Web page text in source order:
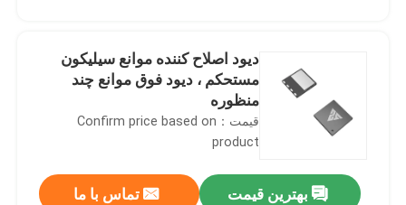
دیود اصلاح کننده موانع سیلیکون
مستحکم ، دیود فوق موانع چند
منظوره
قیمت：Confirm price based on
product
بهترین قیمت تماس با ما